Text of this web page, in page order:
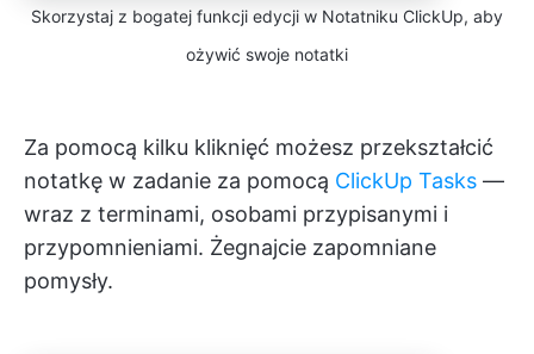
Skorzystaj z bogatej funkcji edycji w Notatniku ClickUp, aby
ożywić swoje notatki
Za pomocą kilku kliknięć możesz przekształcić
notatkę w zadanie za pomocą ClickUp Tasks —
wraz z terminami, osobami przypisanymi i
przypomnieniami. Żegnajcie zapomniane
pomysły.